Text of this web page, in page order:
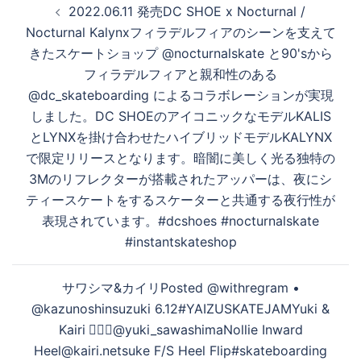
ナ
ビ
ゲ
ョ
ン
2022.06.11 発売DC SHOE x Nocturnal /
Nocturnal Kalynxフィラデルフィアのシーンを支えて
きたスケートショップ @nocturnalskate と90'sから
フィラデルフィアと親和性のある
@dc_skateboarding によるコラボレーションが実現
しました。DC SHOEのアイコニックなモデルKALIS
とLYNXを掛け合わせたハイブリッドモデルKALYNX
で限定リリースとなります。暗闇に美しく光る独特の
3Mのリフレクターが搭載されたアッパーは、夜にシ
ティースケートをするスケーターと共通する夜行性が
表現されています。#dcshoes #nocturnalskate
#instantskateshop
サワシマ&カイリ️‍Posted @withregram •
@kazunoshinsuzuki 6.12️#YAIZUSKATEJAMYuki &
Kairi 🏻🏻🏻@yuki_sawashimaNollie Inward
Heel@kairi.netsuke F/S Heel Flip#skateboarding